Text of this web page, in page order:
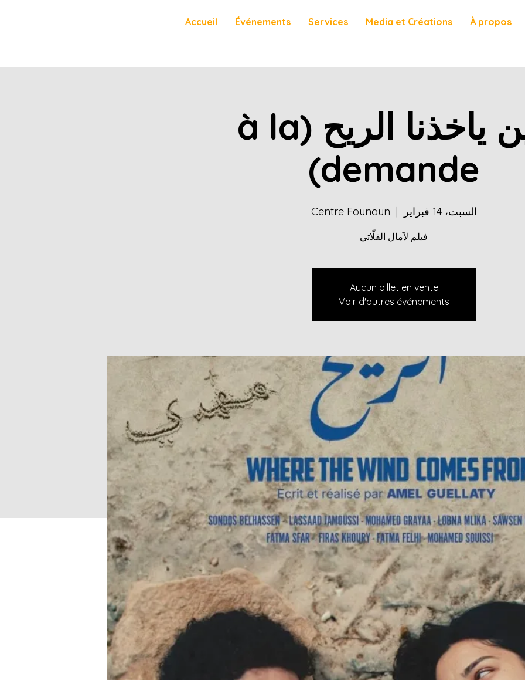
Accueil Événements Services Media et Créations À propos
وين ياخذنا الريح (à la
demande)
السبت، 14 فبراير
  |
Centre Founoun
فيلم لآمال القلّاتي
Aucun billet en vente
Voir d'autres événements